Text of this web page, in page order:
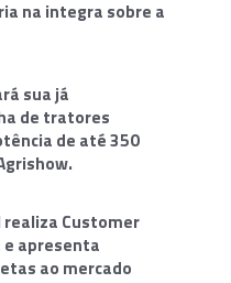
na integra sobre a
sua já
de tratores
de até 350
Customer
e apresenta
ao mercado